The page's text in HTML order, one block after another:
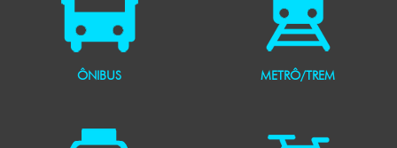
ÔNIBUS METRÔ/TREM